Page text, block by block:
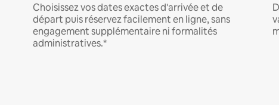
Choisissez vos dates exactes d'arrivée et de
départ puis réservez facilement en ligne, sans
engagement supplémentaire ni formalités
administratives.*